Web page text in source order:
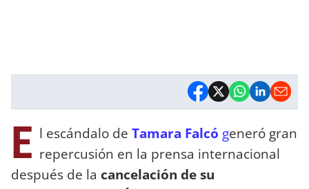
E l escándalo de Tamara Falcó generó gran
repercusión en la prensa internacional
después de la cancelación de su